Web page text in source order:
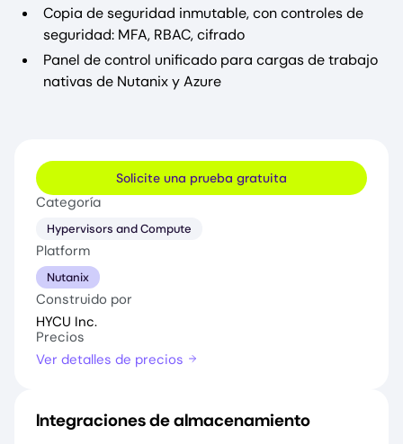
Copia de seguridad inmutable, con controles de
seguridad: MFA, RBAC, cifrado
Panel de control unificado para cargas de trabajo
nativas de Nutanix y Azure
Solicite una prueba gratuita
Categoría
Hypervisors and Compute
Platform
Nutanix
Construido por
HYCU Inc.
Precios
Ver detalles de precios
Integraciones de almacenamiento